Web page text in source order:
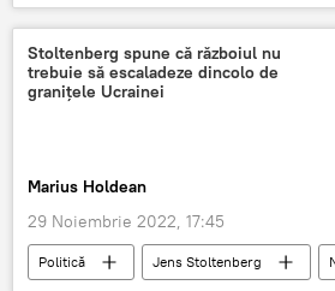
Curtea Constituțională a României
România
Stoltenberg spune că războiul nu
trebuie să escaladeze dincolo de
granițele Ucrainei
Marius Holdean
29 Noiembrie 2022, 17:45
Politică Jens Stoltenberg